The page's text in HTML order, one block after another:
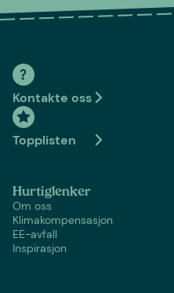
Kontakte oss
Topplisten
Hurtiglenker
Om oss
Klimakompensasjon
EE-avfall
Inspirasjon